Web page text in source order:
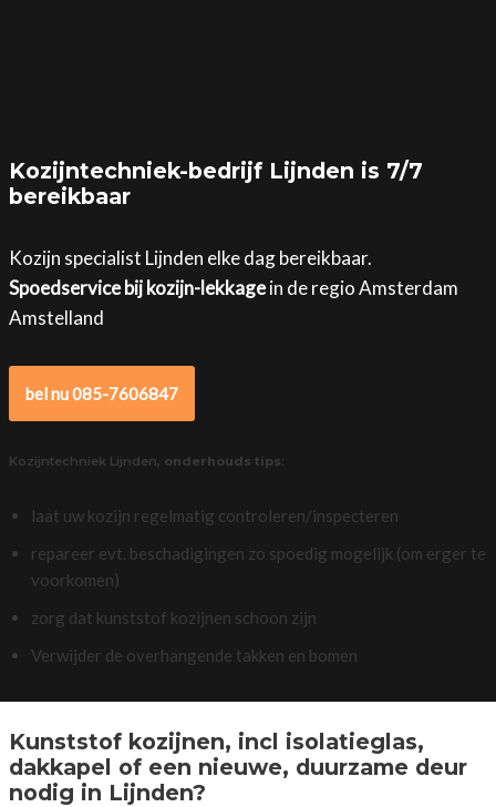
Kozijntechniek-bedrijf Lijnden is 7/7
bereikbaar
Kozijn specialist Lijnden elke dag bereikbaar.
Spoedservice bij kozijn-lekkagein de regio Amsterdam
Amstelland
bel nu 085-7606847
Kozijntechniek Lijnden, onderhouds tips:
laat uw kozijn regelmatig controleren/inspecteren
repareer evt. beschadigingen zo spoedig mogelijk (om erger te
voorkomen)
zorg dat kunststof kozijnen schoon zijn
Verwijder de overhangende takken en bomen
Kunststof kozijnen, incl isolatieglas,
dakkapel of een nieuwe, duurzame deur
nodig in Lijnden?